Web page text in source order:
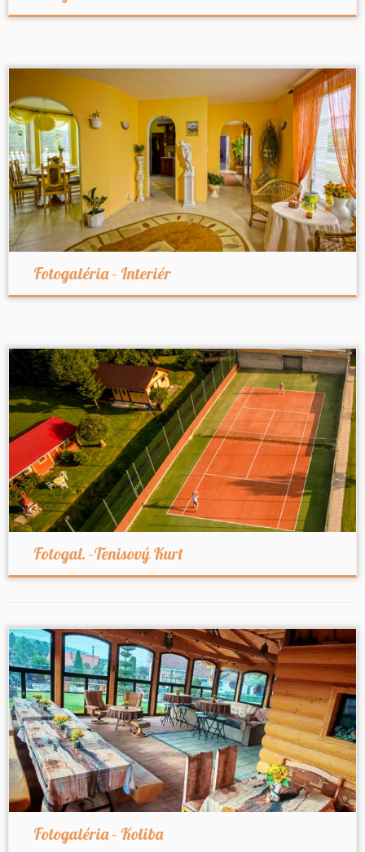
Fotogaléria – Interiér
Fotogal. -Tenisový Kurt
Fotogaléria – Koliba